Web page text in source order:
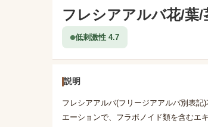
フレシアアルバ花/葉/
低刺激性 4.7
説明
フレシアアルバ(フリージアアルバ別表
エーションで、フラボノイド類を含むエ